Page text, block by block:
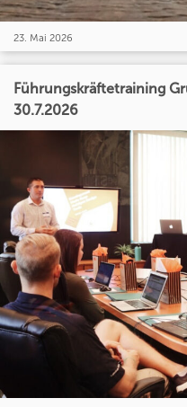
23. Mai 2026
Führungskräftetraining
30.7.2026